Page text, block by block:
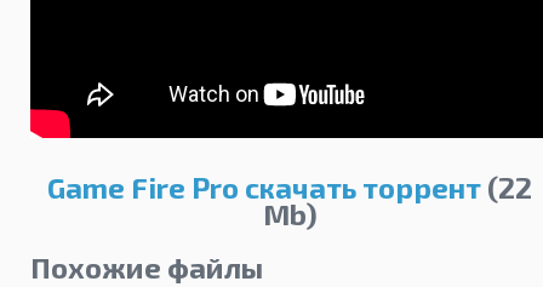
Game Fire Pro скачать торрент (22
Mb)
Похожие файлы